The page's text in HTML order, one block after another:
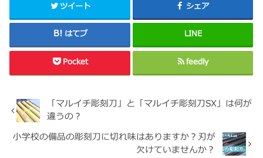
ツイート シェア
はてブ LINE
Pocket feedly
「マルイチ彫刻刀」と「マルイチ彫刻刀SX」は何が
違うの？
小学校の備品の彫刻刀に切れ味はありますか？刃が
欠けていませんか？